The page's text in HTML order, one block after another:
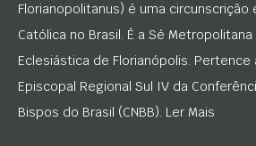
Florianopolitanus) é uma
Católica no Brasil. É a Sé
Eclesiástica de Florianópolis. Pertence
Episcopal Regional Sul IV da
Bispos do Brasil (CNBB). Ler Mais